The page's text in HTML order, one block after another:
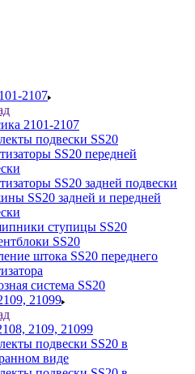
2107
2101-2107
подвески SS20
SS20 передней
SS20 задней подвески
SS20 задней и передней
ступицы SS20
SS20
штока SS20 переднего
система SS20
21099
2109, 21099
подвески SS20 в
виде